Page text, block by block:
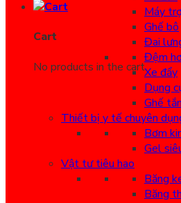
Cart
No products in the cart.
Máy
Ghế bô
Đai
Đệm
Xe đẩy
Dụng
Ghế
Thiết bị y tế chuyên
Bơm
Gel
Vật tư tiêu hao
Băng
Băng